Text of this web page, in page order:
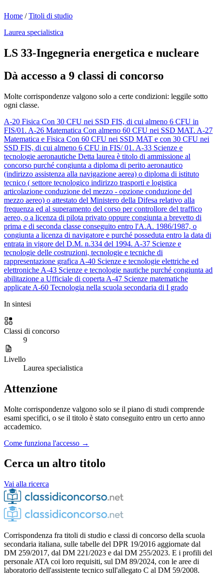
Home /Titoli di studio
Laurea specialistica
LS 33-Ingegneria energetica e nucleare
Dà accesso a 9 classi di concorso
Molte corrispondenze valgono solo a certe condizioni: leggile sotto
ogni classe.
A-20 Fisica Con 30 CFU nei SSD FIS, di cui almeno 6 CFU in
FIS/01. A-26 Matematica Con almeno 60 CFU nei SSD MAT. A-27
Matematica e Fisica Con 60 CFU nei SSD MAT e con 30 CFU nei
SSD FIS, di cui almeno 6 CFU in FIS/ 01. A-33 Scienze e
tecnologie aeronautiche Detta laurea è titolo di ammissione al
concorso purché congiunta a diploma di perito aeronautico
(indirizzo assistenza alla navigazione aerea) o diploma di istituto
tecnico ( settore tecnologico indirizzo trasporti e logistica
articolazione conduzione del mezzo - opzione conduzione del
mezzo aereo) o attestato del Ministero della Difesa relativo alla
frequenza ed al superamento del corso per controllore del traffico
aereo, o a licenza di pilota privato oppure congiunta a brevetto di
prima e di seconda classe conseguito entro l'A.A. 1986/1987, o
congiunta a licenza di navigatore e purché posseduta entro la data di
entrata in vigore del D.M. n.334 del 1994. A-37 Scienze e
tecnologie delle costruzioni, tecnologie e tecniche di
rappresentazione grafica A-40 Scienze e tecnologie elettriche ed
elettroniche A-43 Scienze e tecnologie nautiche purché congiunta ad
abilitazione a Ufficiale di coperta A-47 Scienze matematiche
applicate A-60 Tecnologia nella scuola secondaria di I grado
In sintesi
Classi di concorso
9
Livello
Laurea specialistica
Attenzione
Molte corrispondenze valgono solo se il piano di studi comprende
esami specifici, o se il titolo è stato conseguito entro un certo anno
accademico.
Come funziona l'accesso →
Cerca un altro titolo
Vai alla ricerca
Corrispondenza fra titoli di studio e classi di concorso della scuola
secondaria italiana, sulle tabelle del DPR 19/2016 aggiornate dal
DM 259/2017, dal DM 221/2023 e dal DM 255/2023. E i profili del
personale ATA coi loro requisiti, sul DM 89/2024, con le aree di
laboratorio dell'assistente tecnico sull'allegato C al DM 59/2008.